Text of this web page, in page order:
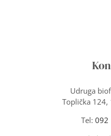
Udruga
Toplička 124,
Tel: 092